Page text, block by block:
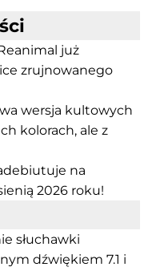
już
zrujnowanego
wersja kultowych
kolorach, ale z
na
2026 roku!
słuchawki
dźwiękiem 7.1 i